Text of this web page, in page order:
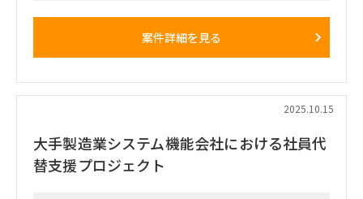
案件詳細を見る
2025.10.15
大手製造業システム機能会社における社員代
替支援プロジェクト